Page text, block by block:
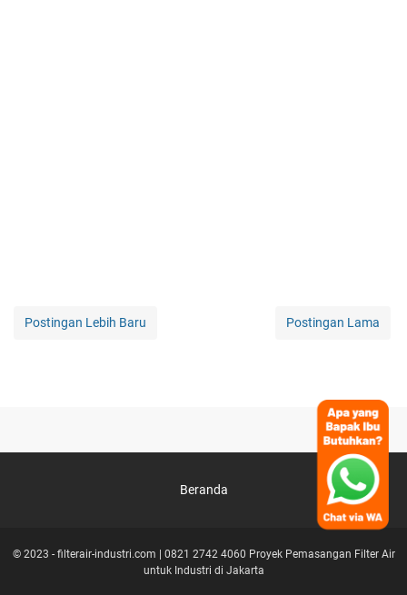
Postingan Lebih Baru Postingan Lama
Beranda
© 2023 - filterair-industri.com | 0821 2742 4060 Proyek Pemasangan Filter Air
untuk Industri di Jakarta